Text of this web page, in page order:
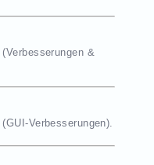
&
Verbesserungen).